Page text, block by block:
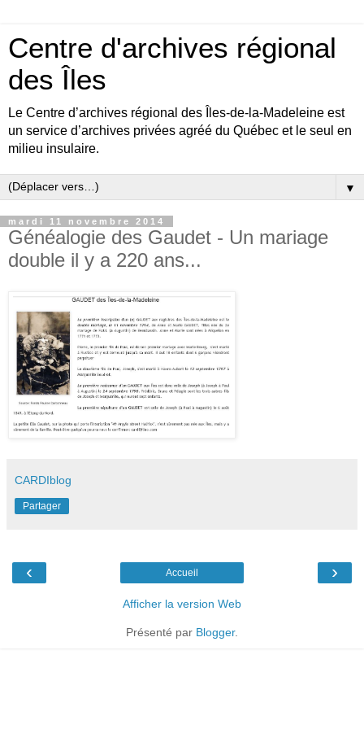
Centre d'archives régional
des Îles
Le Centre d’archives régional des Îles-de-la-Madeleine est
un service d’archives privées agréé du Québec et le seul en
milieu insulaire.
▼
mardi 11 novembre 2014
Généalogie des Gaudet - Un mariage
double il y a 220 ans...
CARDIblog
Partager
‹ ›
Accueil
Afficher la version Web
Présenté par Blogger.